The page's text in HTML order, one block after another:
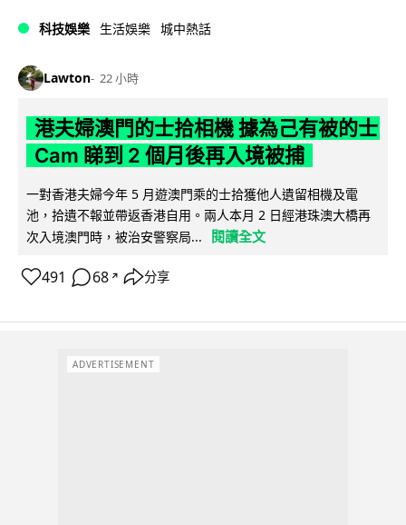
科技娛樂 生活娛樂 城中熱話
Lawton 22 小時
港夫婦澳門的士拾相機 據為己有被的士
Cam 睇到 2 個月後再入境被捕
一對香港夫婦今年 5 月遊澳門乘的士拾獲他人遺留相機及電
池，拾遺不報並帶返香港自用。兩人本月 2 日經港珠澳大橋再
次入境澳門時，被治安警察局...
閱讀全文
491 68 ↗ 分享
ADVERTISEMENT